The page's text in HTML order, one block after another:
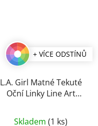
+ VÍCE ODSTÍNŮ
L.A. Girl Matné Tekuté
Oční Linky Line Art
Skladem (1 ks)